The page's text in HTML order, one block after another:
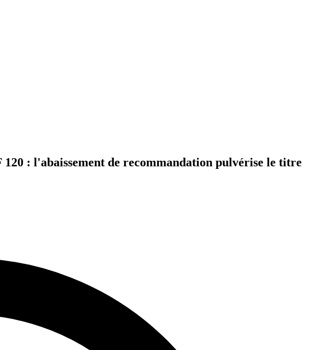
: l'abaissement de recommandation pulvérise le titre